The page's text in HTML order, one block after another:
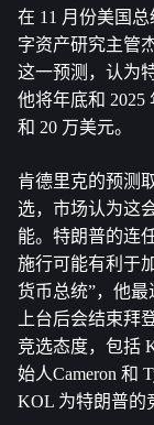
在 11 月份美国
字资产研究主管
这一预测，认为
他将年底和 2025
和 20 万美元。
肯德里克的预测
选，市场认为这
能。特朗普的连
施行可能有利于
货币总统”，他
上台后会结束拜
竞选态度，包括
始人Cameron 和
KOL 为特朗普的